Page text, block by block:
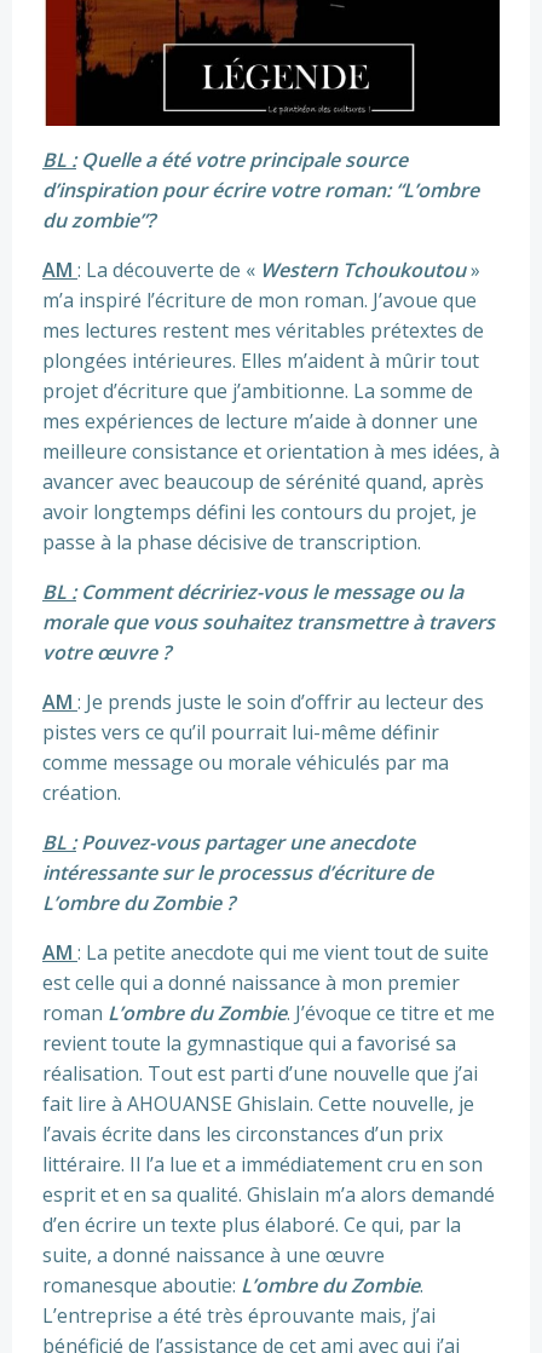
BL : Quelle a été votre principale source
d’inspiration pour écrire votre roman: “L’ombre
du zombie”?
AM : La découverte de « Western Tchoukoutou»
m’a inspiré l’écriture de mon roman. J’avoue que
mes lectures restent mes véritables prétextes de
plongées intérieures. Elles m’aident à mûrir tout
projet d’écriture que j’ambitionne. La somme de
mes expériences de lecture m’aide à donner une
meilleure consistance et orientation à mes idées, à
avancer avec beaucoup de sérénité quand, après
avoir longtemps défini les contours du projet, je
passe à la phase décisive de transcription.
BL : Comment décririez-vous le message ou la
morale que vous souhaitez transmettre à travers
votre œuvre ?
AM : Je prends juste le soin d’offrir au lecteur des
pistes vers ce qu’il pourrait lui-même définir
comme message ou morale véhiculés par ma
création.
BL : Pouvez-vous partager une anecdote
intéressante sur le processus d’écriture de
L’ombre du Zombie ?
AM : La petite anecdote qui me vient tout de suite
est celle qui a donné naissance à mon premier
roman L’ombre du Zombie. J’évoque ce titre et me
revient toute la gymnastique qui a favorisé sa
réalisation. Tout est parti d’une nouvelle que j’ai
fait lire à AHOUANSE Ghislain. Cette nouvelle, je
l’avais écrite dans les circonstances d’un prix
littéraire. Il l’a lue et a immédiatement cru en son
esprit et en sa qualité. Ghislain m’a alors demandé
d’en écrire un texte plus élaboré. Ce qui, par la
suite, a donné naissance à une œuvre
romanesque aboutie: L’ombre du Zombie.
L’entreprise a été très éprouvante mais, j’ai
bénéficié de l’assistance de cet ami avec qui j’ai